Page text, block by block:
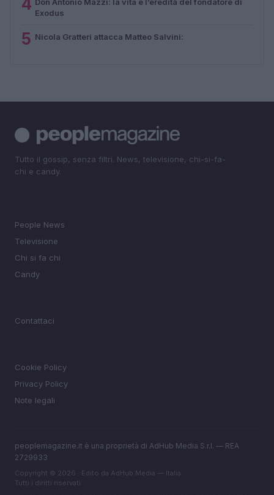
Exodus
5 Nicola Gratteri attacca Matteo Salvini:
Tutto il gossip, senza filtri. News, televisione, chi-si-fa-
chi e candy.
People News
Televisione
Chi si fa chi
Candy
Contattaci
Cookie Policy
Privacy Policy
Note legali
peoplemagazine.it è una proprietà di AdHub Media S.r.l. — REA
2729933
Copyright © 2026 · Edito da AdHub Media — Italia
Tutti i diritti riservati